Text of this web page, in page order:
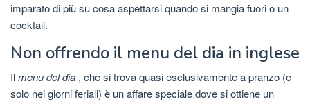
imparato di più su cosa aspettarsi quando si mangia fuori o un
cocktail.
Non offrendo il menu del dia in inglese
Ilmenu del dia , che si trova quasi esclusivamente a pranzo (e
solo nei giorni feriali) è un affare speciale dove si ottiene un